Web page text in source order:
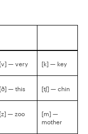
[v] — very [k] — key
[ð] — this [tʃ] — chin
[z] — zoo
[m] —
mother